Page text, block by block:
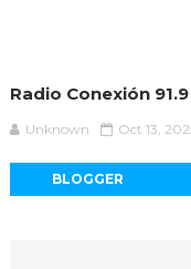
Radio Conexión
Unknown Oct 13,
BLOGGER